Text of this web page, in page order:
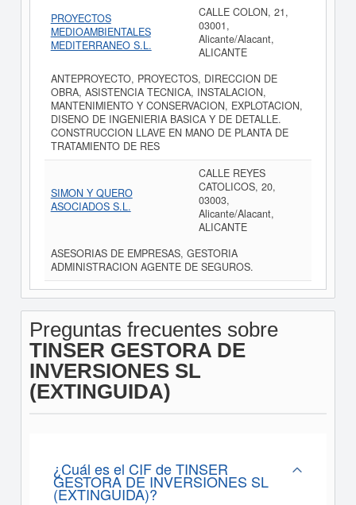
PROYECTOS
MEDIOAMBIENTALES
MEDITERRANEO S.L.
CALLE COLON, 21,
03001,
Alicante/Alacant,
ALICANTE
ANTEPROYECTO, PROYECTOS, DIRECCION DE
OBRA, ASISTENCIA TECNICA, INSTALACION,
MANTENIMIENTO Y CONSERVACION, EXPLOTACION,
DISENO DE INGENIERIA BASICA Y DE DETALLE.
CONSTRUCCION LLAVE EN MANO DE PLANTA DE
TRATAMIENTO DE RES
SIMON Y QUERO
ASOCIADOS S.L.
CALLE REYES
CATOLICOS, 20,
03003,
Alicante/Alacant,
ALICANTE
ASESORIAS DE EMPRESAS, GESTORIA
ADMINISTRACION AGENTE DE SEGUROS.
Preguntas frecuentes sobre
TINSER GESTORA DE
INVERSIONES SL
(EXTINGUIDA)
¿Cuál es el CIF de TINSER
GESTORA DE INVERSIONES SL
(EXTINGUIDA)?